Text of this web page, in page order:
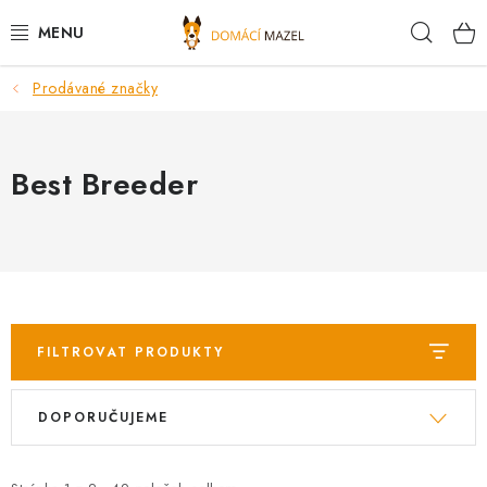
na
DOPORUČUJEME
KONĚ
PRO CHOVATELE
Prodávané značky
Best Breeder
FILTROVAT PRODUKTY
V
Ř
DOPORUČUJEME